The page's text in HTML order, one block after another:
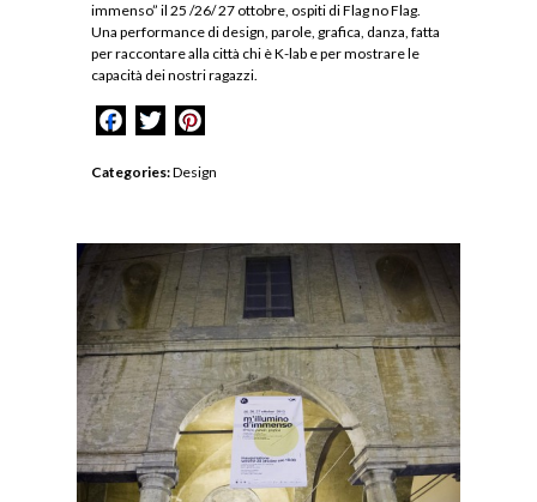
immenso” il 25 /26/ 27 ottobre, ospiti di Flag no Flag.
Una performance di design, parole, grafica, danza, fatta
per raccontare alla città chi è K-lab e per mostrare le
capacità dei nostri ragazzi.
Facebook
Twitter
Categories:Design